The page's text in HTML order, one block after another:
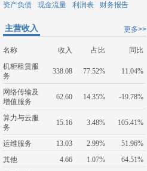
资产负债 现金流量 利润表 财务报告
更多>>
主营收入
名称 收入 占比
同比
机柜租赁服
务
338.08 77.52% 11.04%
网络传输及
增值服务
62.60 14.35% -19.78%
算力与云服
务
15.16 3.48% 105.41%
运维服务 13.03 2.99%
51.96%
其他
4.66 1.07%
64.51%